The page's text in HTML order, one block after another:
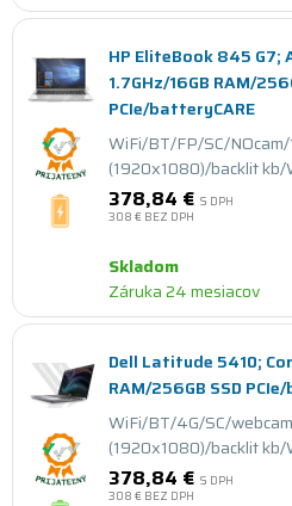
HP EliteBook 845 G7;
1.7GHz/16GB RAM/
PCIe/batteryCARE
WiFi/BT/FP/SC/
(1920x1080)/backlit
378,84 € S DPH
308 € BEZ DPH
Skladom
Záruka 24 mesiacov
Dell Latitude 5410;
RAM/256GB SSD
WiFi/BT/4G/SC/
(1920x1080)/backlit
378,84 € S DPH
308 € BEZ DPH